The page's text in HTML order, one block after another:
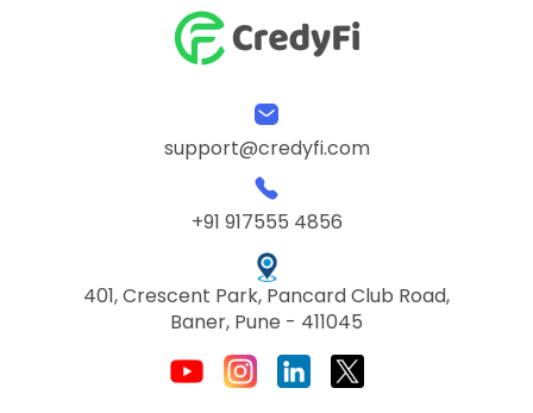
support@credyfi.com
+91 917555 4856
401, Crescent Park, Pancard Club Road,
Baner, Pune - 411045